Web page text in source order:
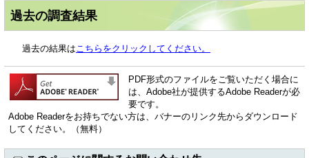
過去の調査結果
過去の結果はこちらをクリックしてください。
PDF形式のファイルをご覧いただく場合に
は、Adobe社が提供するAdobe Readerが必
要です。
Adobe Readerをお持ちでない方は、バナーのリンク先からダウンロード
してください。（無料）